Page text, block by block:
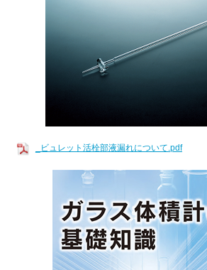
_ビュレット活栓部液漏れについて.pdf